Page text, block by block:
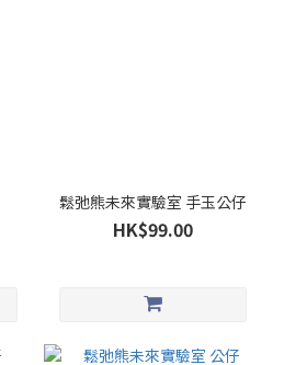
鬆弛熊未來實驗室 手玉公仔
HK$99.00